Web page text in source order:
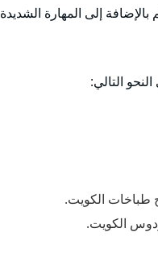
إلى المهارة الشديدة
التالي:
طباخات الكويت.
الكويت.